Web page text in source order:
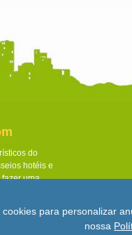
do
hotéis e
uma
©
cookies para personalizar
nossa